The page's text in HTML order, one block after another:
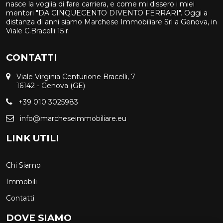
nasce la voglia di fare carriera, e come mi dissero i miei
mentori "DA CINQUECENTO DIVENTO FERRARI". Oggi a
distanza di anni siamo Marchese Immobiliare Srl a Genova, in
Viale C.Bracelli 15 r.
CONTATTI
Viale Virginia Centurione Bracelli, 7
16142 - Genova (GE)
+39 010 3025983
info@marcheseimmobiliare.eu
LINK UTILI
Chi Siamo
Immobili
Contatti
DOVE SIAMO